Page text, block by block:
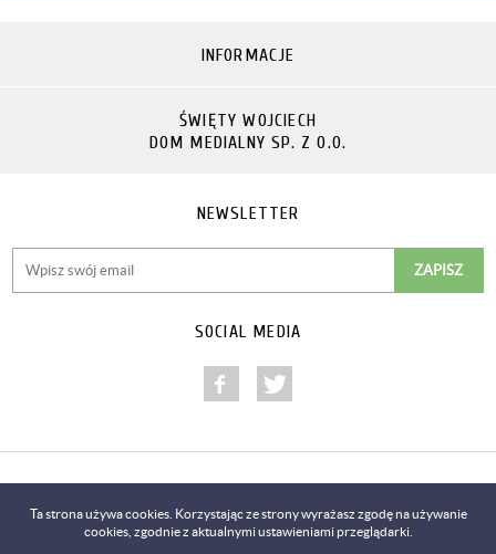
INFORMACJE
ŚWIĘTY WOJCIECH
DOM MEDIALNY SP. Z O.O.
NEWSLETTER
SOCIAL MEDIA
Copyright © 2014-2018
Ta strona używa cookies. Korzystając ze strony wyrażasz zgodę na używanie
cookies, zgodnie z aktualnymi ustawieniami przeglądarki.